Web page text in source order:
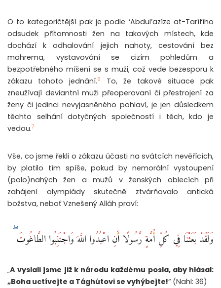
O to kategoričtější pak je podle ‘Abdul’azíze at-Tarífího
odsudek přítomnosti žen na takových místech, kde
dochází k odhalování jejich nahoty, cestování bez
mahrema, vystavování se cizím pohledům a
bezpotřebného míšení se s muži, což vede bezesporu k
zákazu tohoto jednání.6
To, že takové situace pak
zneužívají deviantní muži přeoperovaní či přestrojení za
ženy či jedinci nevyjasněného pohlaví, je jen důsledkem
těchto selhání dotyčných společností i těch, kdo je
vedou.7
Vše, co jsme řekli o zákazu účasti na svátcích nevěřících,
by platilo tím spíše, pokud by nemorální vystoupení
(polo)nahých žen a mužů v ženských oblecích při
zahájení olympiády skutečně ztvárňovalo antická
božstva, neboť Vznešený Alláh praví:
وَلَقَدْ بَعَثْنَا فِي كُلِّ أُمَّةٍ رَّسُولًا أَنِ اعْبُدُوا اللَّهَ وَاجْتَنِبُوا الطَّاغُوتَ ۖ
„A vyslali jsme již k národu každému posla, aby hlásal:
„Boha uctívejte a Tághútovi se vyhýbejte!“ (Nahl: 36)